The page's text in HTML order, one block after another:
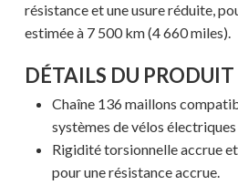
résistance et une usure réduite,
estimée à 7 500 km (4 660 miles).
DÉTAILS DU PRODUIT
Chaîne 136 maillons
systèmes de vélos
Rigidité torsionnelle accrue
pour une résistance accrue.